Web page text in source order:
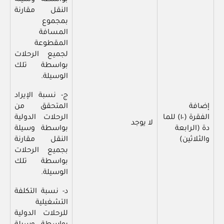
إضافة
الفقرة (١٠) للما
دة (الرابعة
والثلاثين)
لا يوجد
النقل مقارنة
بمجموع
المسافة
المقطوعة
لجميع الرحلات
بواسطة تلك
الوسيلة.
ج- نسبة الإيراد
المتحقق من
الرحلات الدولية
بواسطة وسيلة
النقل مقارنة
بجميع الرحلات
بواسطة تلك
الوسيلة.
د- نسبة التكلفة
التشغيلية
للرحلات الدولية